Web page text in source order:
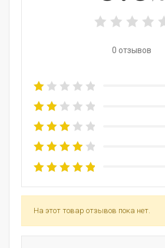
0 отзывов
На этот товар отзывов пока нет.